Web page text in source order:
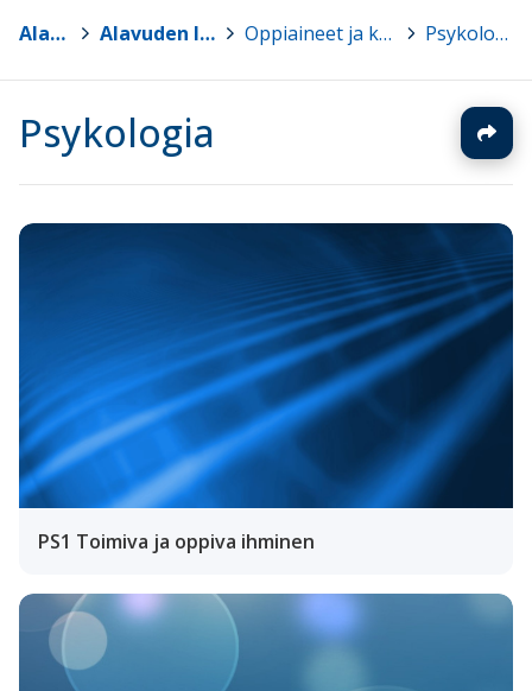
Alavus Alavuden lukio > Oppiaineet ja kurssit > Psykologia
Psykologia
PS1 Toimiva ja oppiva ihminen